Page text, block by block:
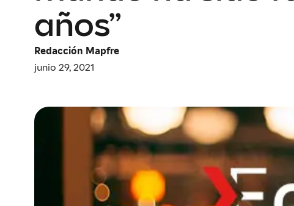
años”
Redacción Mapfre
junio 29, 2021